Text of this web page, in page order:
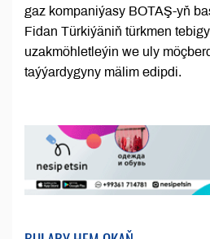
gaz kompaniýasy BOTAŞ-yň
Fidan Türkiýäniň türkmen
uzakmöhletleýin we uly
taýýardygyny mälim edipdi.